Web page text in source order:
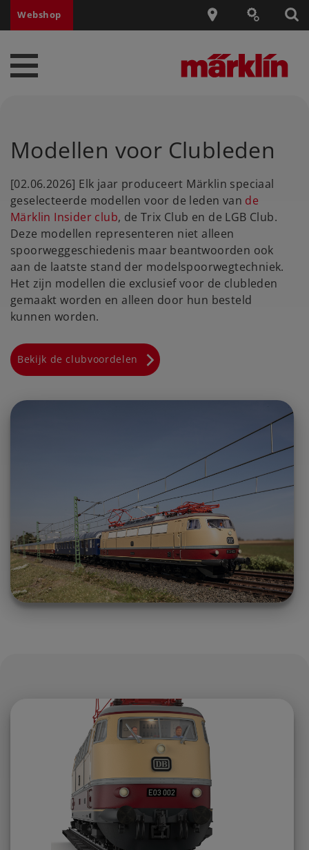
Webshop
Modellen voor Clubleden
[02.06.2026] Elk jaar produceert Märklin speciaal
geselecteerde modellen voor de leden van de
Märklin Insider club, de Trix Club en de LGB Club.
Deze modellen representeren niet alleen
spoorweggeschiedenis maar beantwoorden ook
aan de laatste stand der modelspoorwegtechniek.
Het zijn modellen die exclusief voor de clubleden
gemaakt worden en alleen door hun besteld
kunnen worden.
Bekijk de clubvoordelen